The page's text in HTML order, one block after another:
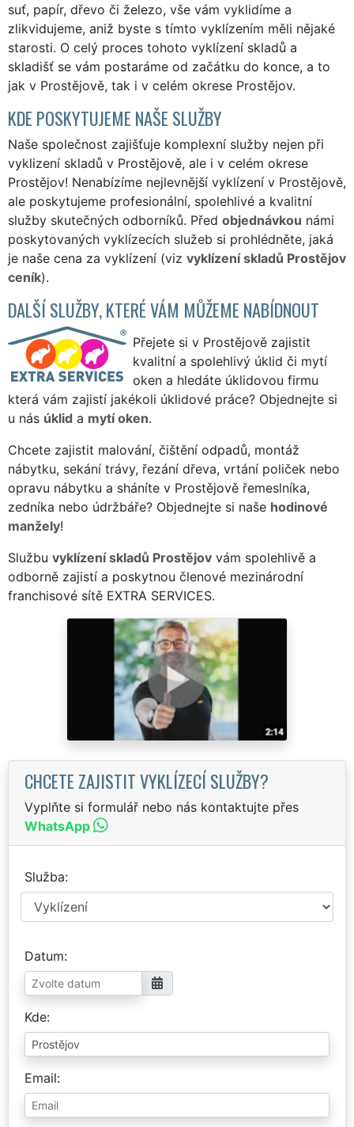
suť, papír, dřevo či železo, vše vám vyklidíme a
zlikvidujeme, aniž byste s tímto vyklízením měli nějaké
starosti. O celý proces tohoto vyklízení skladů a
skladišť se vám postaráme od začátku do konce, a to
jak v Prostějově, tak i v celém okrese Prostějov.
KDE POSKYTUJEME NAŠE SLUŽBY
Naše společnost zajišťuje komplexní služby nejen při
vyklizení skladů v Prostějově, ale i v celém okrese
Prostějov! Nenabízíme nejlevnější vyklízení v Prostějově,
ale poskytujeme profesionální, spolehlivé a kvalitní
služby skutečných odborníků. Před objednávkou námi
poskytovaných vyklízecích služeb si prohlédněte, jaká
je naše cena za vyklízení (viz vyklízení skladů Prostějov
ceník).
DALŠÍ SLUŽBY, KTERÉ VÁM MŮŽEME NABÍDNOUT
Přejete si v Prostějově zajistit
kvalitní a spolehlivý úklid či mytí
oken a hledáte úklidovou firmu
která vám zajistí jakékoli úklidové práce? Objednejte si
u nás úklid a mytí oken.
Chcete zajistit malování, čištění odpadů, montáž
nábytku, sekání trávy, řezání dřeva, vrtání poliček nebo
opravu nábytku a sháníte v Prostějově řemeslníka,
zedníka nebo údržbáře? Objednejte si naše hodinové
manžely!
Službu vyklízení skladů Prostějov vám spolehlivě a
odborně zajistí a poskytnou členové mezinárodní
franchisové sítě EXTRA SERVICES.
CHCETE ZAJISTIT VYKLÍZECÍ SLUŽBY?
Vyplňte si formulář nebo nás kontaktujte přes
WhatsApp
Služba
Datum
Kde
Email